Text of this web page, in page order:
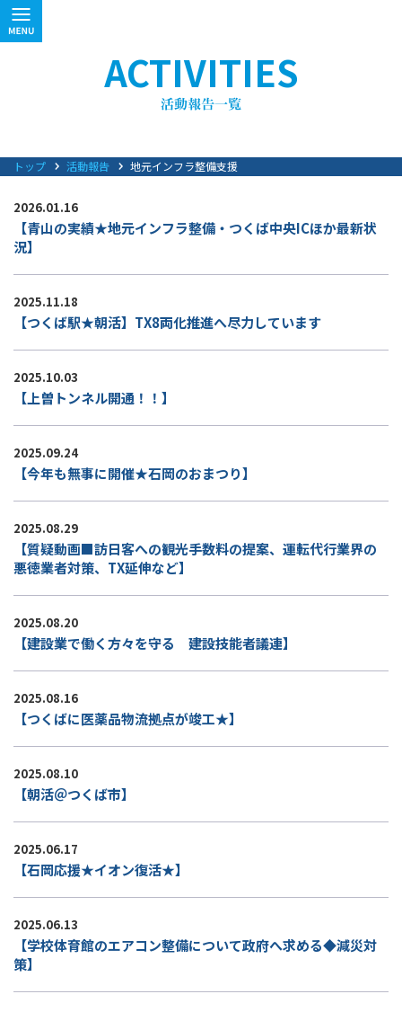
ACTIVITIES
トップ 活動報告 地元インフラ整備支援
2026.01.16
【青山の実績★地元インフラ整備・つくば中央ICほか最新状
況】
2025.11.18
【つくば駅★朝活】TX8両化推進へ尽力しています
2025.10.03
【上曽トンネル開通！！】
2025.09.24
【今年も無事に開催★石岡のおまつり】
2025.08.29
【質疑動画■訪日客への観光手数料の提案、運転代行業界の
悪徳業者対策、TX延伸など】
2025.08.20
【建設業で働く方々を守る 建設技能者議連】
2025.08.16
【つくばに医薬品物流拠点が竣工★】
2025.08.10
【朝活＠つくば市】
2025.06.17
【石岡応援★イオン復活★】
2025.06.13
【学校体育館のエアコン整備について政府へ求める◆減災対
策】